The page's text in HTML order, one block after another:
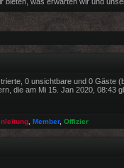
0 unsichtbare und 0 Gäste
die am Mi 15. Jan 2020, 08:43
Member, Offizier